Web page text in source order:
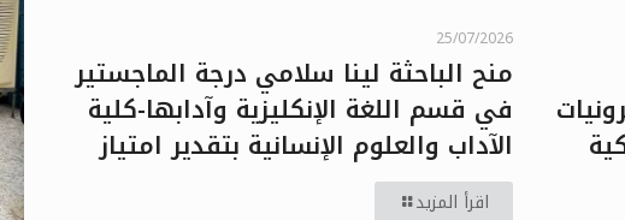
25/07/2026
منح الباحثة لينا سلامي درجة الماجستير
في قسم اللغة الإنكليزية وآدابها-كلية
الآداب والعلوم الإنسانية بتقدير امتياز
اقرأ المزيد